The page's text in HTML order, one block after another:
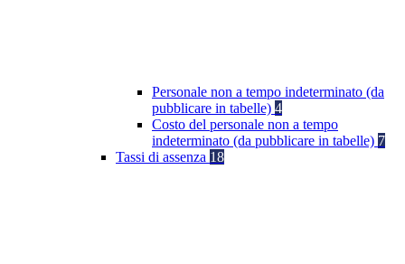
Personale non a tempo indeterminato (da
pubblicare in tabelle) 4
Costo del personale non a tempo
indeterminato (da pubblicare in tabelle) 7
Tassi di assenza 18